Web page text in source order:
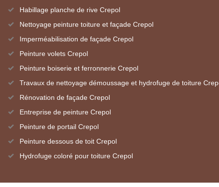
Habillage planche de rive Crepol
Nettoyage peinture toiture et façade Crepol
Imperméabilisation de façade Crepol
Peinture volets Crepol
Peinture boiserie et ferronnerie Crepol
Travaux de nettoyage démoussage et hydrofuge de toiture
Rénovation de façade Crepol
Entreprise de peinture Crepol
Peinture de portail Crepol
Peinture dessous de toit Crepol
Hydrofuge coloré pour toiture Crepol